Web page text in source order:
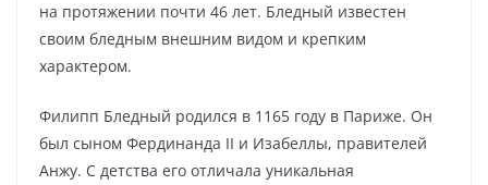
на протяжении почти 46 лет. Бледный известен
своим бледным внешним видом и крепким
характером.
Филипп Бледный родился в 1165 году в Париже. Он
был сыном Фердинанда II и Изабеллы, правителей
Анжу. С детства его отличала уникальная